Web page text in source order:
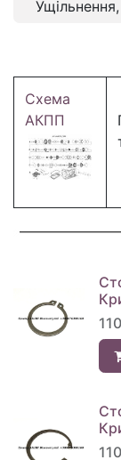
Схема
АКПП